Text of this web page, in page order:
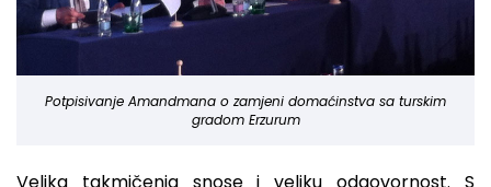
Potpisivanje Amandmana o zamjeni domaćinstva sa turskim
gradom Erzurum
Velika takmičenja snose i veliku odgovornost. S